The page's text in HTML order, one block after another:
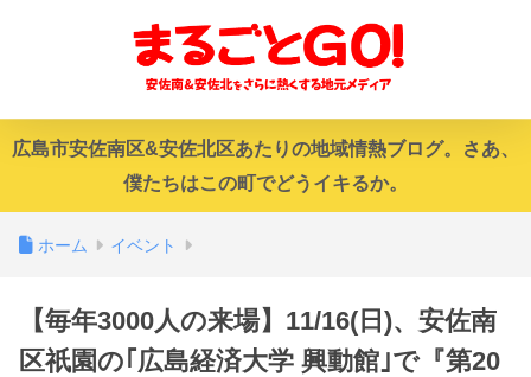
広島市安佐南区&安佐北区あたりの地域情熱ブログ。さあ、
僕たちはこの町でどうイキるか。
ホーム イベント
【毎年3000人の来場】11/16(日)、安佐南
区祇園の｢広島経済大学 興動館｣で『第20